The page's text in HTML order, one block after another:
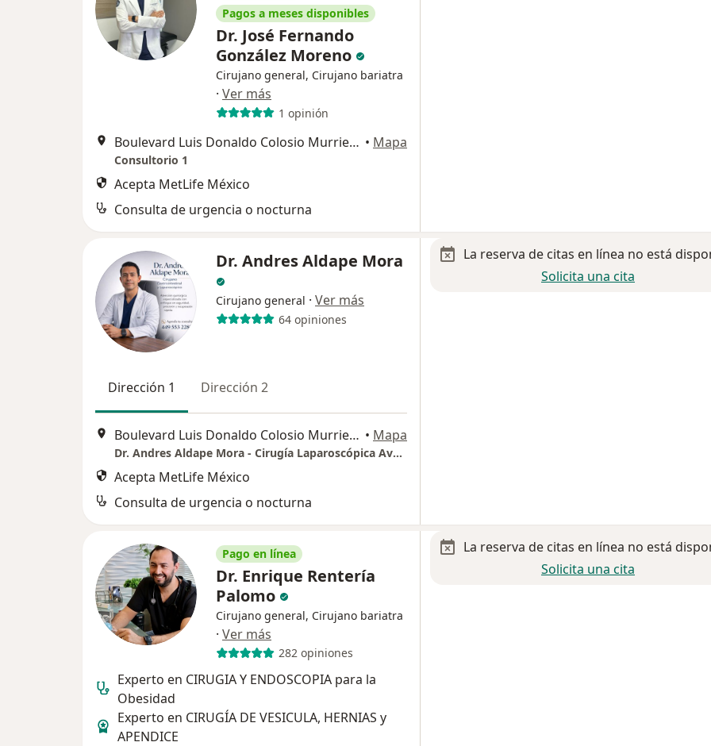
Pagos a meses disponibles
Dr. José Fernando
González Moreno
Cirujano general, Cirujano bariatra
· Ver más
1 opinión
Boulevard Luis Donaldo Colosio Murrieta 106, Aguascalientes • Mapa
Consultorio 1
Acepta MetLife México
Consulta de urgencia o nocturna
Dr. Andres Aldape Mora
Cirujano general · Ver más
64 opiniones
Dirección 1 Dirección 2
Boulevard Luis Donaldo Colosio Murrieta 106 Hospital MAC Norte Torre de Consultorios #810, Aguascalientes • Mapa
Dr. Andres Aldape Mora - Cirugía Laparoscópica Avanzada - Consultorio 810
Acepta MetLife México
Consulta de urgencia o nocturna
La reserva de citas en línea no está
Solicita una cita
Pago en línea
Dr. Enrique Rentería
Palomo
Cirujano general, Cirujano bariatra
· Ver más
282 opiniones
Experto en CIRUGIA Y ENDOSCOPIA para la
Obesidad
Experto en CIRUGÍA DE VESICULA, HERNIAS y
APENDICE
La reserva de citas en línea no está
Solicita una cita